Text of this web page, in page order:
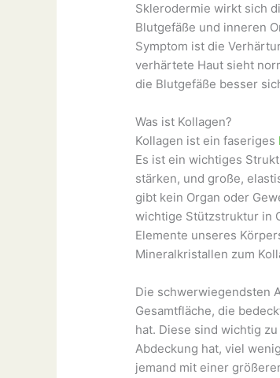
Sklerodermie wirkt sich
Blutgefäße und inneren
Symptom ist die
verhärtete Haut sieht
die Blutgefäße besser
Was ist Kollagen?
Kollagen ist ein faseriges
Es ist ein wichtiges
stärken, und große,
gibt kein Organ oder
wichtige Stützstruktur in
Elemente unseres
Mineralkristallen zum
Die schwerwiegendsten
Gesamtfläche, die
hat. Diese sind wichtig
Abdeckung hat, viel
jemand mit einer